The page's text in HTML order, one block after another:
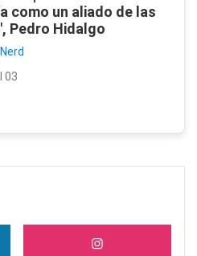
como un aliado de las
Pedro Hidalgo
03